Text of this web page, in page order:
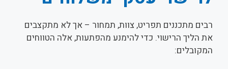
רבים מתכננים תפריט, צוות, תמחור – אך לא מתקצבים
את הליך הרישוי. כדי להימנע מהפתעות, אלה הטווחים
המקובלים: